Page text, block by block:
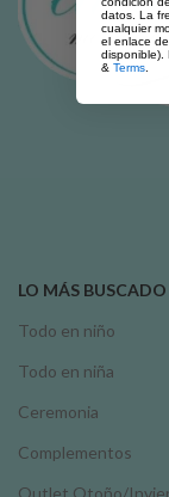
LO MÁS BUSCADO
Todo en niño
Todo en niña
Ceremonia
Complementos
Outlet Otoño/
datos. La
cualquier
el enlace
disponible).
& Terms